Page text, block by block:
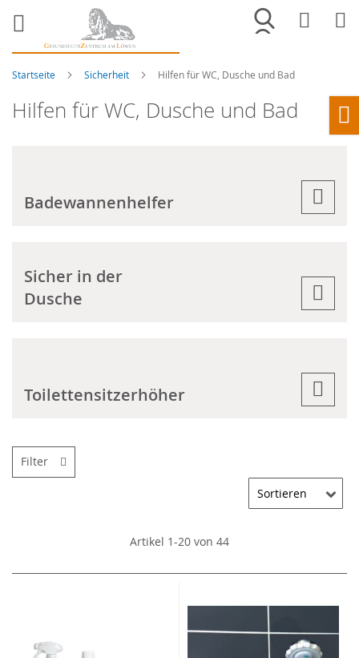
Merkliste
Startseite Sicherheit Hilfen für WC, Dusche und Bad
Hilfen für WC, Dusche und Bad
Badewannenhelfer
Sicher in der
Dusche
Toilettensitzerhöher
Artikel 1-20 von 44
Filter